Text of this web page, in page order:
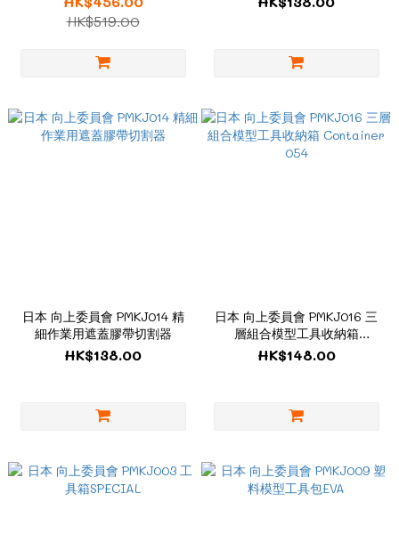
HK$519.00
日本 向上委員會 PMKJ014 精
細作業用遮蓋膠帶切割器
HK$138.00
日本 向上委員會 PMKJ016 三
層組合模型工具收納箱
Container 054
HK$148.00